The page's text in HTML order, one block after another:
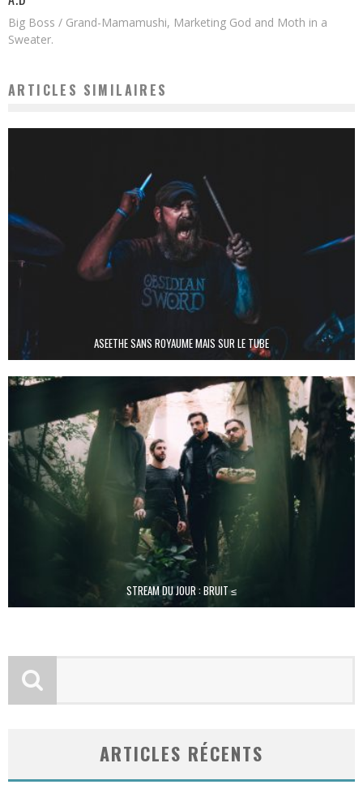
Big Boss / Grand-Mamamushi, Marketing God and Moth in a
Sweater.
ARTICLES SIMILAIRES
ASEETHE SANS ROYAUME MAIS SUR LE TUBE
STREAM DU JOUR : BRUIT ≤
ARTICLES RÉCENTS